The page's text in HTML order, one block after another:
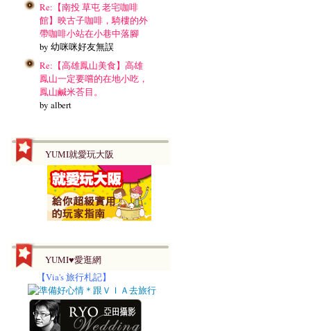
Re:【南投 草屯 老宅咖啡
館】映古子咖啡，騎樓的外
帶咖啡小站在小巷中落腳
by 幼咪咪好友無誤
Re:【高雄鳳山美食】高雄
鳳山一定要嚐的在地小吃，
鳳山鹹米荅目。
by albert
YUMI就愛玩大阪
YUMI♥愛逛網
【Via's 旅行札記】